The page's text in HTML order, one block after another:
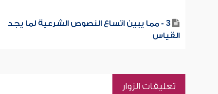
3 - مما يبين اتساع النصوص الشرعية لما يجد
القياس
تعليقات الزوار